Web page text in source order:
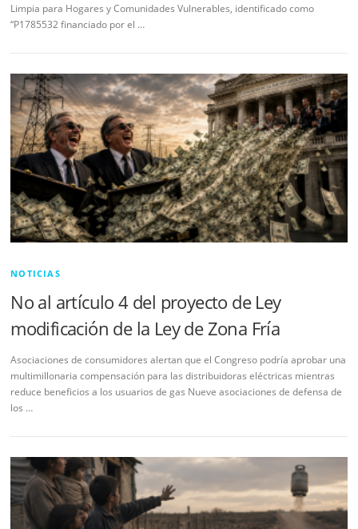
Limpia para Hogares y Comunidades Vulnerables, identificado como
“P1785532 financiado por el …
NOTICIAS
No al artículo 4 del proyecto de Ley
modificación de la Ley de Zona Fría
Asociaciones de consumidores alertan que el Congreso podría aprobar una
multimillonaria compensación para las distribuidoras eléctricas mientras
reduce beneficios a los usuarios de gas Nueve asociaciones de defensa de
los …